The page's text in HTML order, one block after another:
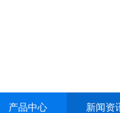
产品中心 新闻资